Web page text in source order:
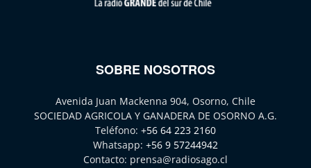
SOBRE NOSOTROS
Avenida Juan Mackenna 904, Osorno, Chile
SOCIEDAD AGRICOLA Y GANADERA DE OSORNO A.G.
Teléfono: +56 64 223 2160
Whatsapp: +56 9 57244942
Contacto: prensa@radiosago.cl